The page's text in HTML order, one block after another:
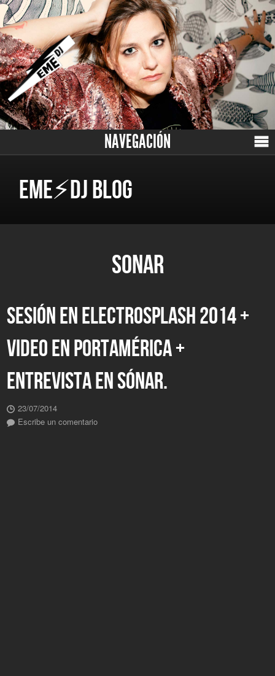
NAVEGACIÓN
EME⚡DJ BLOG
SONAR
SESIÓN EN ELECTROSPLASH 2014 +
VIDEO EN PORTAMÉRICA +
ENTREVISTA EN SÓNAR.
23/07/2014
Escribe un comentario